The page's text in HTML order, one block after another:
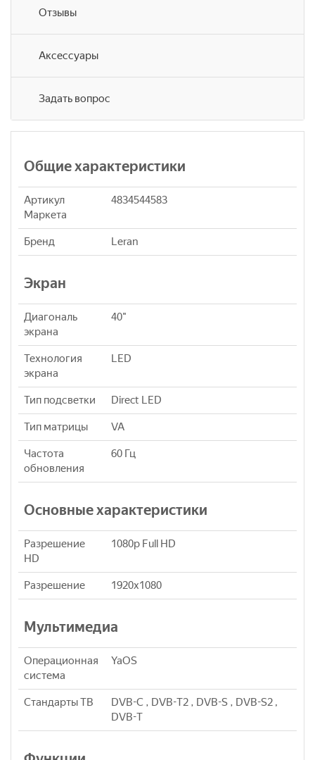
Отзывы
Аксессуары
Задать вопрос
Общие характеристики
Артикул
Маркета
4834544583
Бренд Leran
Экран
Диагональ
экрана
40"
Технология
экрана
LED
Тип подсветки Direct LED
Тип матрицы VA
Частота
обновления
60 Гц
Основные характеристики
Разрешение
HD
1080p Full HD
Разрешение 1920x1080
Мультимедиа
Операционная
система
YaOS
Стандарты ТВ
DVB-C , DVB-T2 , DVB-S , DVB-S2 ,
DVB-T